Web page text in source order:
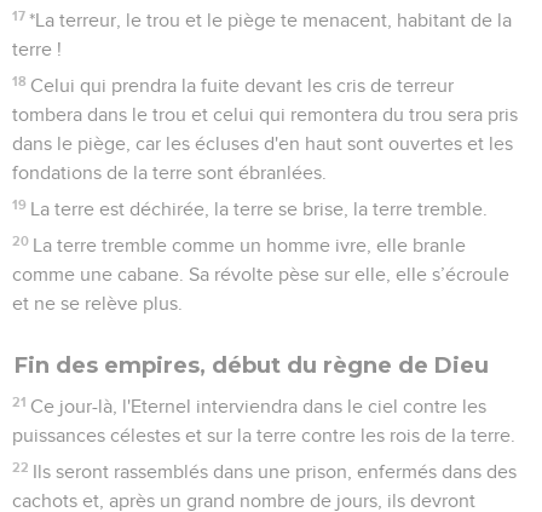
17 *La terreur, le trou et le piège te menacent, habitant de la
terre !
18 Celui qui prendra la fuite devant les cris de terreur
tombera dans le trou et celui qui remontera du trou sera pris
dans le piège, car les écluses d'en haut sont ouvertes et les
fondations de la terre sont ébranlées.
19 La terre est déchirée, la terre se brise, la terre tremble.
20 La terre tremble comme un homme ivre, elle branle
comme une cabane. Sa révolte pèse sur elle, elle s’écroule
et ne se relève plus.
Fin des empires, début du règne de Dieu
21 Ce jour-là, l'Eternel interviendra dans le ciel contre les
puissances célestes et sur la terre contre les rois de la terre.
22 Ils seront rassemblés dans une prison, enfermés dans des
cachots et, après un grand nombre de jours, ils devront